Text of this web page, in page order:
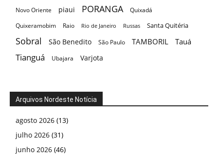
Novo Oriente piaui PORANGA
Quixadá
Quixeramobim
Raio Rio de Janeiro Russas Santa Quitéria
Sobral São Benedito São Paulo TAMBORIL Tauá
Tianguá Ubajara Varjota
Arquivos Nordeste Notícia
agosto 2026 (13)
julho 2026 (31)
junho 2026 (46)